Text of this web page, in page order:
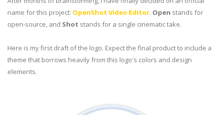
name for this project: OpenShot Video Editor. Open stands for
open-source, and Shot stands for a single cinematic take.
Here is my first draft of the logo. Expect the final product to include a
theme that borrows heavily from this logo's colors and design
elements.